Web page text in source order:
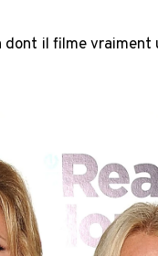
dont il filme